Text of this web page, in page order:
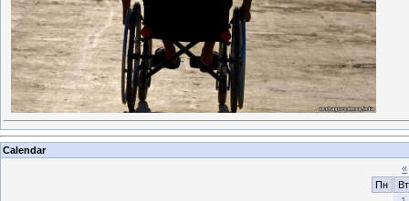
Calendar
«
Пн
Вт